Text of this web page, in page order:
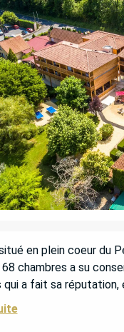
en plein coeur du
chambres a su
qui a fait sa